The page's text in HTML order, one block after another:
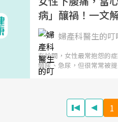
病」釀禍！一文
婦產科醫生的叮
在診間，女性最常抱怨的
頻尿、急尿，但很常常被提
1